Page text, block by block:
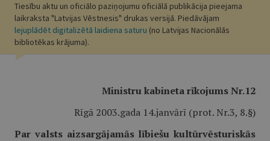
Tiesību aktu un oficiālo paziņojumu oficiālā publikācija pieejama
laikraksta "Latvijas Vēstnesis" drukas versijā. Piedāvājam
lejuplādēt digitalizētā laidiena saturu (no Latvijas Nacionālās
bibliotēkas krājuma).
Ministru kabineta rīkojums Nr.12
Rīgā 2003.gada 14.janvārī (prot. Nr.3, 8.§)
Par valsts aizsargājamās lībiešu kultūrvēsturiskās